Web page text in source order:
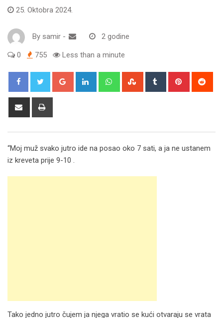
25. Oktobra 2024.
By samir - 2 godine
0 755 Less than a minute
Google+ LinkedIn WhatsappStumbleUpon
Tumblr Pinterest
Share
“Moj muž svako jutro ide na posao oko 7 sati, a ja ne ustanem
iz kreveta prije 9-10 .
Tako jedno jutro čujem ja njega vratio se kući otvaraju se vrata